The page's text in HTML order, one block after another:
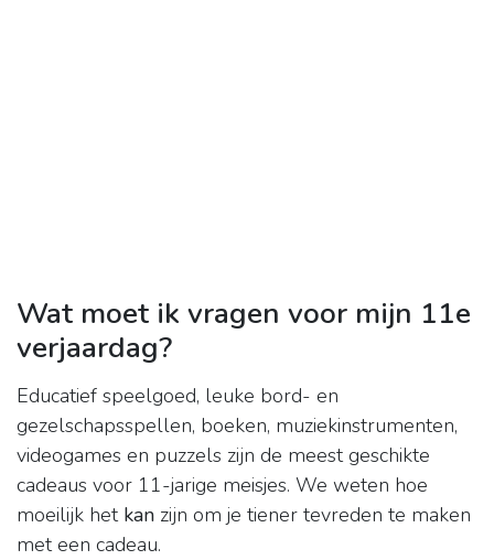
Wat moet ik vragen voor mijn 11e
verjaardag?
Educatief speelgoed, leuke bord- en
gezelschapsspellen, boeken, muziekinstrumenten,
videogames en puzzels zijn de meest geschikte
cadeaus voor 11-jarige meisjes. We weten hoe
moeilijk het kan zijn om je tiener tevreden te maken
met een cadeau.